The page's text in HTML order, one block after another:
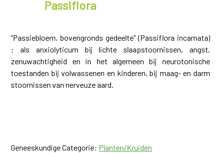
Passiflora
“Passiebloem, bovengronds gedeelte” (Passiflora incarnata)
: als anxiolyticum bij lichte slaapstoornissen, angst,
zenuwachtigheid en in het algemeen bij neurotonische
toestanden bij volwassenen en kinderen, bij maag- en darm
stoornissen van nerveuze aard.
Geneeskundige Categorie: Planten/Kruiden